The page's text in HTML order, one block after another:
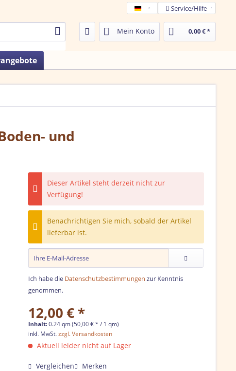
Tamega deService/Hilfe
Mein Konto 0,00 € *
und
Dieser Artikel steht derzeit nicht zur
Verfügung!
Benachrichtigen Sie mich, sobald der Artikel
lieferbar ist.
Ich habe die Datenschutzbestimmungen zur Kenntnis
genommen.
12,00 € *
Inhalt:0.24 qm (50,00 € * / 1 qm)
inkl. MwSt.zzgl. Versandkosten
Aktuell leider nicht auf Lager
Vergleichen Merken